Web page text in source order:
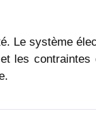
Le système
les